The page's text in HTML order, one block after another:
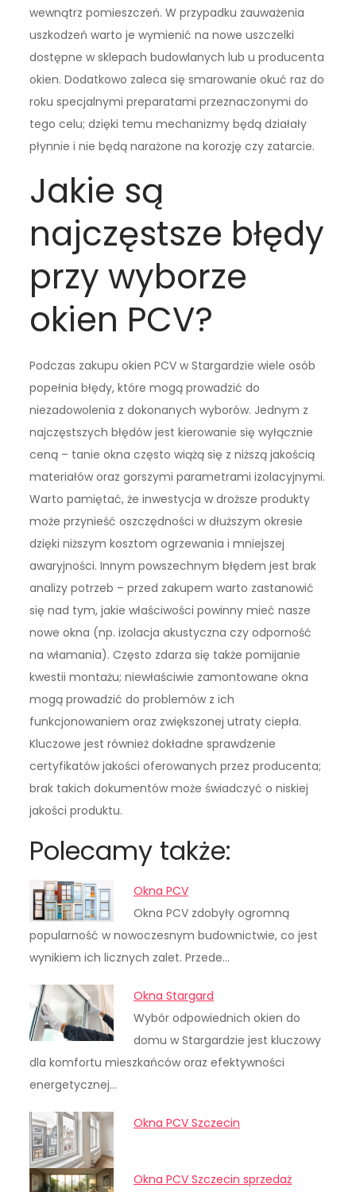
wewnątrz pomieszczeń. W przypadku zauważenia
uszkodzeń warto je wymienić na nowe uszczelki
dostępne w sklepach budowlanych lub u producenta
okien. Dodatkowo zaleca się smarowanie okuć raz do
roku specjalnymi preparatami przeznaczonymi do
tego celu; dzięki temu mechanizmy będą działały
płynnie i nie będą narażone na korozję czy zatarcie.
Jakie są
najczęstsze błędy
przy wyborze
okien PCV?
Podczas zakupu okien PCV w Stargardzie wiele osób
popełnia błędy, które mogą prowadzić do
niezadowolenia z dokonanych wyborów. Jednym z
najczęstszych błędów jest kierowanie się wyłącznie
ceną – tanie okna często wiążą się z niższą jakością
materiałów oraz gorszymi parametrami izolacyjnymi.
Warto pamiętać, że inwestycja w droższe produkty
może przynieść oszczędności w dłuższym okresie
dzięki niższym kosztom ogrzewania i mniejszej
awaryjności. Innym powszechnym błędem jest brak
analizy potrzeb – przed zakupem warto zastanowić
się nad tym, jakie właściwości powinny mieć nasze
nowe okna (np. izolacja akustyczna czy odporność
na włamania). Często zdarza się także pomijanie
kwestii montażu; niewłaściwie zamontowane okna
mogą prowadzić do problemów z ich
funkcjonowaniem oraz zwiększonej utraty ciepła.
Kluczowe jest również dokładne sprawdzenie
certyfikatów jakości oferowanych przez producenta;
brak takich dokumentów może świadczyć o niskiej
jakości produktu.
Polecamy także:
Okna PCV
Okna PCV zdobyły ogromną
popularność w nowoczesnym budownictwie, co jest
wynikiem ich licznych zalet. Przede…
Okna Stargard
Wybór odpowiednich okien do
domu w Stargardzie jest kluczowy
dla komfortu mieszkańców oraz efektywności
energetycznej…
Okna PCV Szczecin
Okna PCV Szczecin sprzedaż